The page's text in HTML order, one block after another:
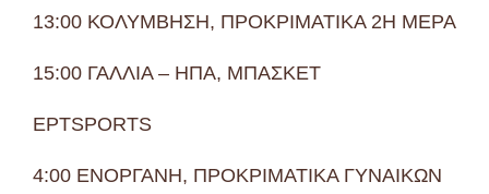
13:00 ΚΟΛΥΜΒΗΣΗ, ΠΡΟΚΡΙΜΑΤΙΚΑ 2Η ΜΕΡΑ
15:00 ΓΑΛΛΙΑ – ΗΠΑ, ΜΠΑΣΚΕΤ
ΕΡΤSPORTS
4:00 ΕΝΟΡΓΑΝΗ, ΠΡΟΚΡΙΜΑΤΙΚΑ ΓΥΝΑΙΚΩΝ